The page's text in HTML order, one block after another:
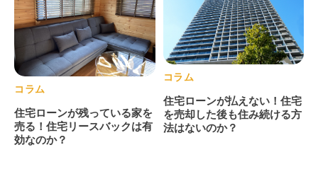
コラム
住宅ローンが残っている家を
売る！住宅リースバックは有
効なのか？
コラム
住宅ローンが払えない！住宅
を売却した後も住み続ける方
法はないのか？